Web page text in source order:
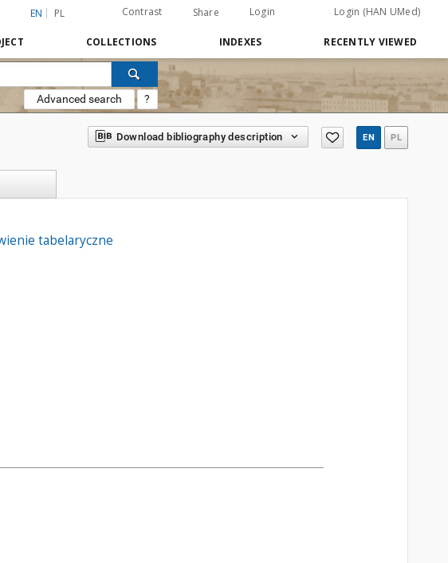
EN PL Contrast Share Login Login (HAN UMed)
COLLECTIONS INDEXES RECENTLY VIEWED
Advanced search ?
Download bibliography description EN PL
tabelaryczne